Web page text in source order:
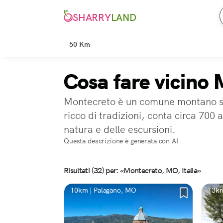
SHARRYLAND
50 Km
Cosa fare vicino
Montecreto è un comune
ricco di tradizioni, conta circa 700
natura e delle escursioni.
Questa descrizione è generata con AI
Risultati (32) per: «Montecreto, MO, Italia»
10km | Palagano, MO